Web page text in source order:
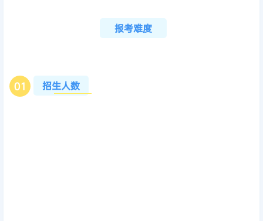
报考难度
01 招生人数